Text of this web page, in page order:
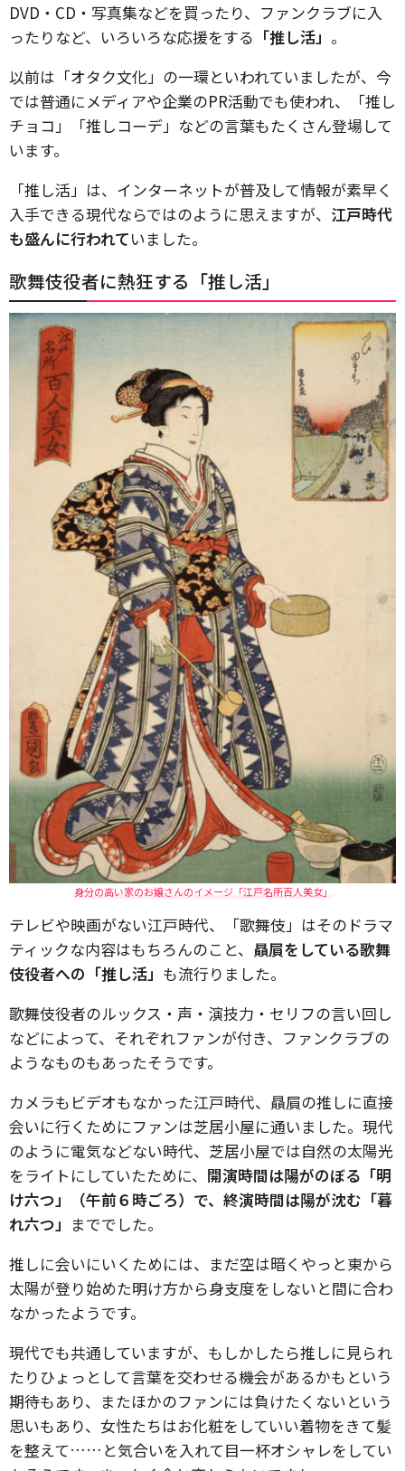
DVD・CD・写真集などを買ったり、ファンクラブに入
ったりなど、いろいろな応援をする 「推し活」 。
以前は「オタク文化」の一環といわれていましたが、今
では普通にメディアや企業のPR活動でも使われ、「推し
チョコ」「推しコーデ」などの言葉もたくさん登場して
います。
「推し活」は、インターネットが普及して情報が素早く
入手できる現代ならではのように思えますが、 江戸時代
も盛んに行われていました。
歌舞伎役者に熱狂する「推し活」
身分の高い家のお嬢さんのイメージ「江戸名所百人美女」
テレビや映画がない江戸時代、「歌舞伎」はそのドラマ
ティックな内容はもちろんのこと、 贔屓をしている歌舞
伎役者への「推し活」 も流行りました。
歌舞伎役者のルックス・声・演技力・セリフの言い回し
などによって、それぞれファンが付き、ファンクラブの
ようなものもあったそうです。
カメラもビデオもなかった江戸時代、贔屓の推しに直接
会いに行くためにファンは芝居小屋に通いました。現代
のように電気などない時代、芝居小屋では自然の太陽光
をライトにしていたために、 開演時間は陽がのぼる「明
け六つ」（午前６時ごろ）で、終演時間は陽が沈む「暮
れ六つ」 まででした。
推しに会いにいくためには、まだ空は暗くやっと東から
太陽が登り始めた明け方から身支度をしないと間に合わ
なかったようです。
現代でも共通していますが、もしかしたら推しに見られ
たりひょっとして言葉を交わせる機会があるかもという
期待もあり、またほかのファンには負けたくないという
思いもあり、女性たちはお化粧をしていい着物をきて髪
を整えて……と気合いを入れて目一杯オシャレをしてい